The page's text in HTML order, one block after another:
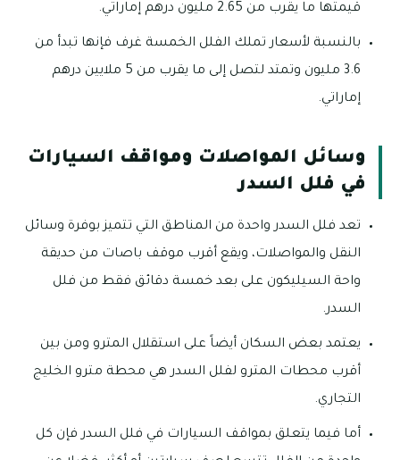
قيمتها ما يقرب من 2.65 مليون درهم إماراتي.
بالنسبة لأسعار تملك الفلل الخمسة غرف فإنها تبدأ من
3.6 مليون وتمتد لتصل إلى ما يقرب من 5 ملايين درهم
إماراتي.
وسائل المواصلات ومواقف السيارات
في فلل السدر
تعد فلل السدر واحدة من المناطق التي تتميز بوفرة وسائل
النقل والمواصلات، ويقع أقرب موقف باصات من حديقة
واحة السيليكون على بعد خمسة دقائق فقط من فلل
السدر.
يعتمد بعض السكان أيضاً على استقلال المترو ومن بين
أقرب محطات المترو لفلل السدر هي محطة مترو الخليج
التجاري.
أما فيما يتعلق بمواقف السيارات في فلل السدر فإن كل